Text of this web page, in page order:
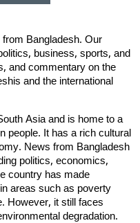
Bangladesh. Our
business, sports, and
and commentary on the
and the international
Asia and is home to a
people. It has a rich cultural
News from Bangladesh
politics, economics,
country has made
areas such as poverty
However, it still faces
degradation.